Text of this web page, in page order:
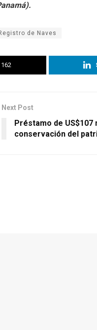
de Naves
162
Next Post
Préstamo de US$107
conservación del